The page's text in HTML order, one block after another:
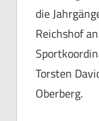
die
Reichshof
Torsten
Oberberg.